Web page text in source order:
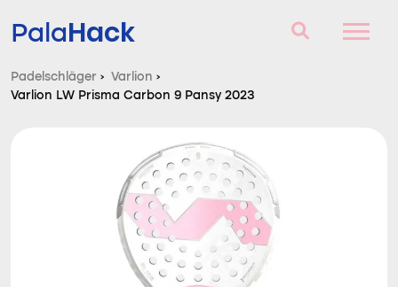
PalaHack
Padelschläger
Fragen und Antworten
Vergleich
Padelschläger › Varlion ›
Varlion LW Prisma Carbon 9 Pansy 2023